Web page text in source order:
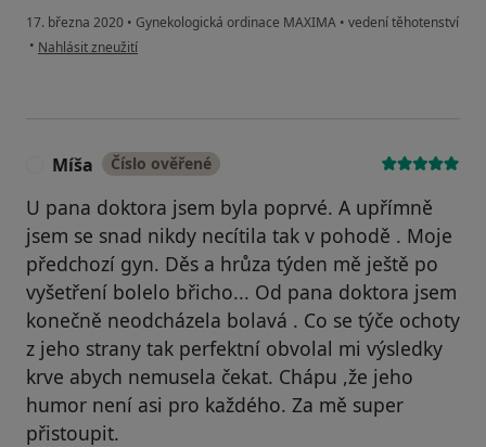
17. března 2020 • Gynekologická ordinace MAXIMA • vedení těhotenství
• podle názoru uživatele D.
Nahlásit zneužití
Míša Číslo ověřené
U pana doktora jsem byla poprvé. A upřímně
jsem se snad nikdy necítila tak v pohodě . Moje
předchozí gyn. Děs a hrůza týden mě ještě po
vyšetření bolelo břicho... Od pana doktora jsem
konečně neodcházela bolavá . Co se týče ochoty
z jeho strany tak perfektní obvolal mi výsledky
krve abych nemusela čekat. Chápu ,že jeho
humor není asi pro každého. Za mě super
přistoupit.